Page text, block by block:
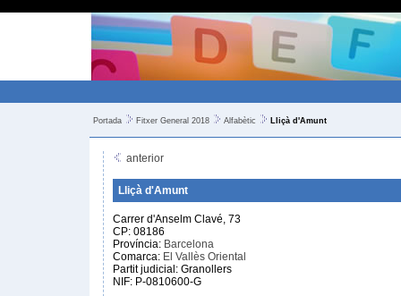
Portada Fitxer General 2018 Alfabètic Lliçà d'Amunt
anterior
Lliçà d'Amunt
Carrer d'Anselm Clavé, 73
CP: 08186
Província: Barcelona
Comarca: El Vallès Oriental
Partit judicial: Granollers
NIF: P-0810600-G